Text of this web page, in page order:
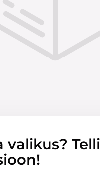
valikus? Telli